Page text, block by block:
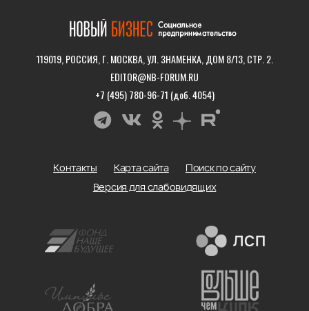
119019, РОССИЯ, Г. МОСКВА, УЛ. ЗНАМЕНКА, ДОМ 8/13, СТР. 2.
EDITOR@NB-FORUM.RU
+7 (495) 780-96-71 (доб. 4054)
Контакты Карта сайта
Поиск по сайту
Версия для слабовидящих